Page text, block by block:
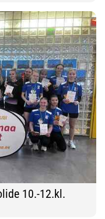
10.-12.kl.